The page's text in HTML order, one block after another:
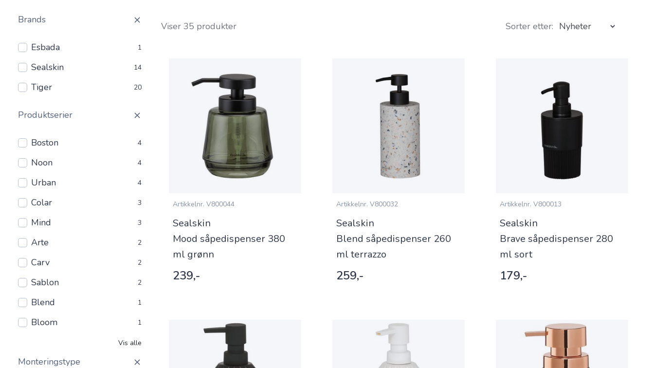
Brands
Esbada 1
Sealskin 14
Tiger 20
Produktserier
Boston 4
Noon 4
Urban 4
Colar 3
Mind 3
Arte 2
Carv 2
Sablon 2
Blend 1
Bloom 1
Vis alle
Monteringstype
Viser 35 produkter Sorter etter:
Artikkelnr. V800044
Sealskin
Mood såpedispenser 380
ml grønn
239,-
Artikkelnr. V800032
Sealskin
Blend såpedispenser 260
ml terrazzo
259,-
Artikkelnr. V800013
Sealskin
Brave såpedispenser 280
ml sort
179,-